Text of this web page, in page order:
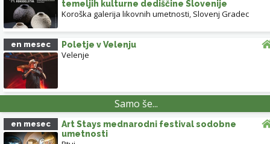
temeljih kulturne dediščine Slovenije
Koroška galerija likovnih umetnosti, Slovenj Gradec
en mesec Poletje v Velenju
Velenje
Samo še...
en mesec
Art Stays mednarodni festival sodobne
umetnosti